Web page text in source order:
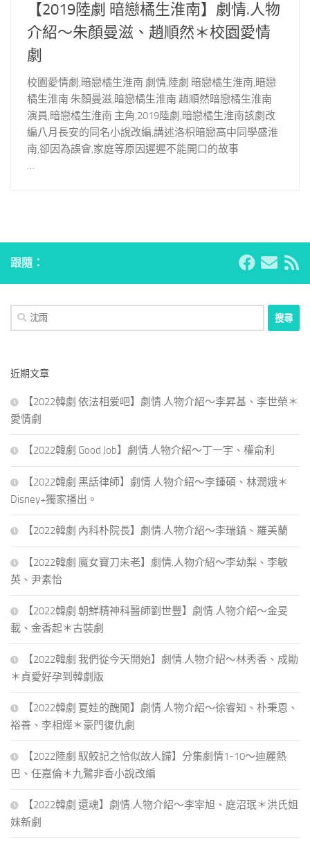
【2019陸劇 暗戀橘生淮南】劇情.人物
介紹～朱顏曼滋、趙順然＊校園愛情
劇
校園愛情劇,暗戀橘生淮南 劇情,陸劇 暗戀橘生淮南,暗戀
橘生淮南 朱顏曼滋,暗戀橘生淮南 趙順然暗戀橘生淮南
演員,暗戀橘生淮南 主角,2019陸劇,暗戀橘生淮南該劇改
編八月長安的同名小說改編,講述洛枳暗戀高中同學盛淮
南,卻因為誤會,家庭等原因遲遲不能開口的故事
…
跟隨：
搜
尋
字:
近期文章
【2022韓劇 依法相爱吧】劇情.人物介紹～李昇基、李世榮＊
愛情劇
【2022韓劇 Good Job】劇情.人物介紹～丁一宇、權俞利
【2022韓劇 黑話律師】劇情.人物介紹～李鍾碩、林潤娥＊
Disney+獨家播出。
【2022韓劇 內科朴院長】劇情.人物介紹～李瑞鎮、羅美蘭
【2022韓劇 魔女寶刀未老】劇情.人物介紹～李幼梨、李敏
英、尹素怡
【2022韓劇 朝鮮精神科醫師劉世豐】劇情.人物介紹～金旻
載、金香起＊古裝劇
【2022韓劇 我們從今天開始】劇情.人物介紹～林秀香、成勛
＊貞愛好孕到韓劇版
【2022韓劇 夏娃的醜聞】劇情.人物介紹～徐睿知、朴秉恩、
裕善、李相燁＊豪門復仇劇
【2022陸劇 馭鮫記之恰似故人歸】分集劇情1-10～迪麗熱
巴、任嘉倫＊九鷺非香小說改編
【2022韓劇 還魂】劇情.人物介紹～李宰旭、庭沼珉＊洪氏姐
妹新劇